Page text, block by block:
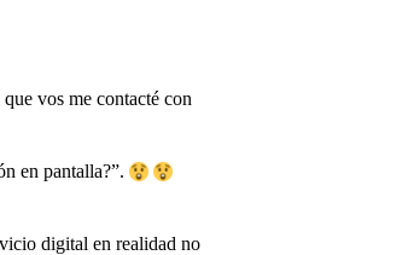
vos me contacté con
en pantalla?”.
digital en realidad no